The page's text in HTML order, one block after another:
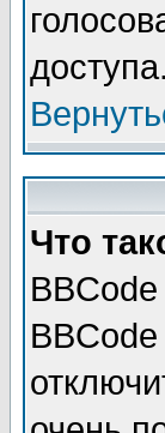
доступа.
Что